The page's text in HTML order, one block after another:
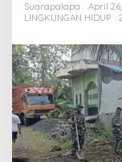
Suarapalapa
April
LINGKUNGAN HIDUP